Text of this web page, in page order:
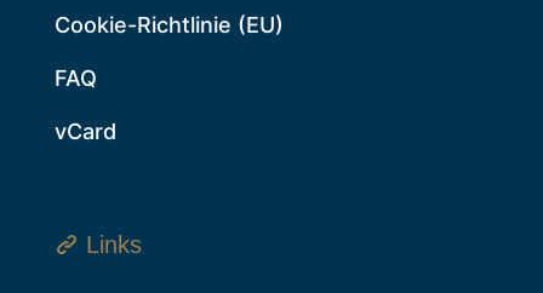
Cookie-Richtlinie (EU)
FAQ
vCard
Links